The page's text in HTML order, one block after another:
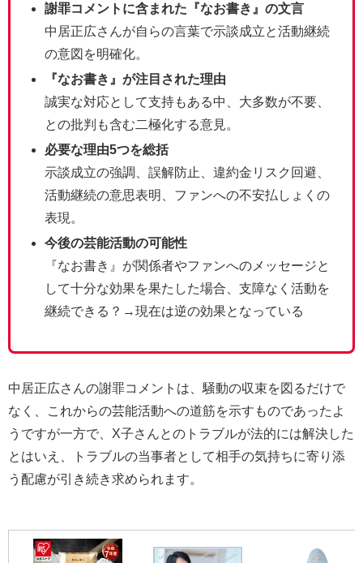
謝罪コメントに含まれた『なお書き』の文言
中居正広さんが自らの言葉で示談成立と活動継続
の意図を明確化。
『なお書き』が注目された理由
誠実な対応として支持もある中、大多数が不要、
との批判も含む二極化する意見。
必要な理由5つを総括
示談成立の強調、誤解防止、違約金リスク回避、
活動継続の意思表明、ファンへの不安払しょくの
表現。
今後の芸能活動の可能性
『なお書き』が関係者やファンへのメッセージと
して十分な効果を果たした場合、支障なく活動を
継続できる？→現在は逆の効果となっている
中居正広さんの謝罪コメントは、騒動の収束を図るだけで
なく、これからの芸能活動への道筋を示すものであったよ
うですが一方で、X子さんとのトラブルが法的には解決した
とはいえ、トラブルの当事者として相手の気持ちに寄り添
う配慮が引き続き求められます。